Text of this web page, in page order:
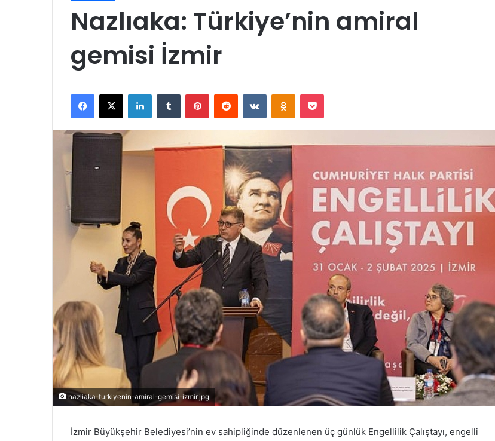
Nazlıaka: Türkiye’nin amiral
gemisi İzmir
nazliaka-turkiyenin-amiral-gemisi-izmir.jpg
İzmir Büyükşehir Belediyesi’nin ev sahipliğinde düzenlenen üç günlük Engellilik Çalıştayı, engelli